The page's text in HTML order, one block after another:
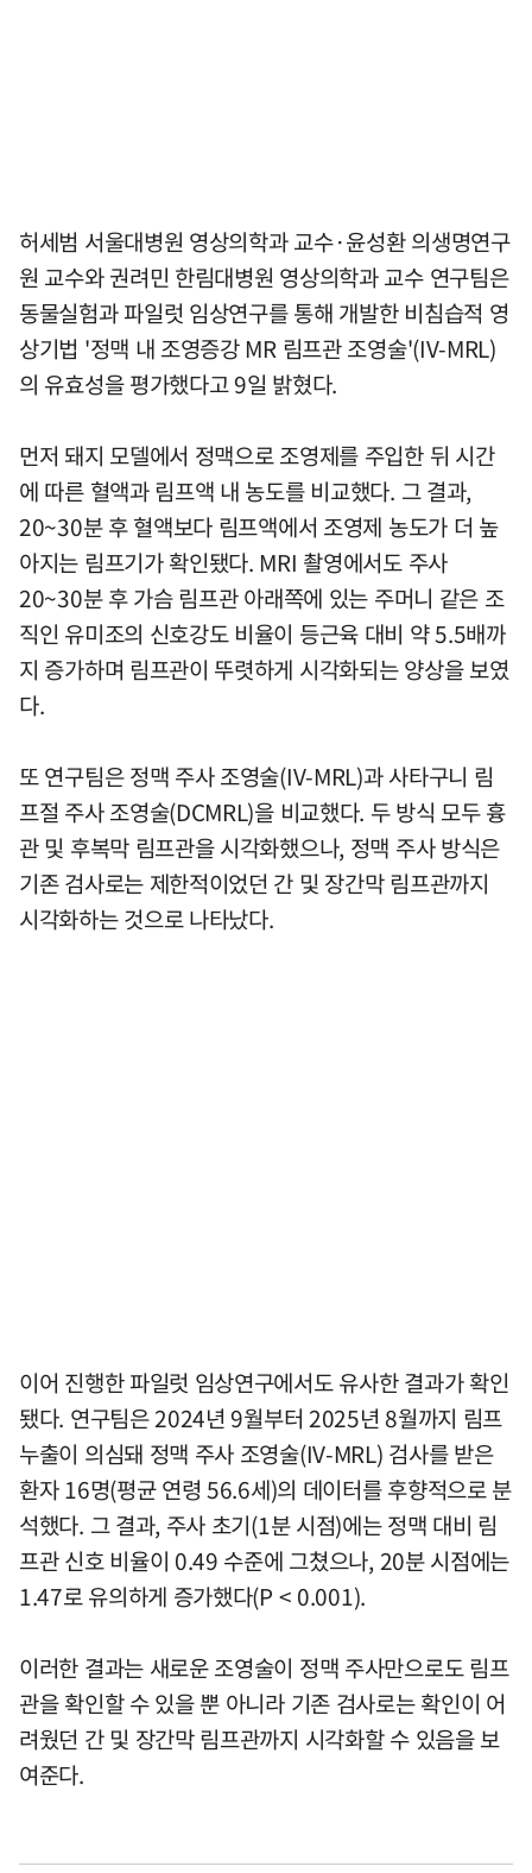
허세범 서울대병원 영상의학과 교수·윤성환 의생명연구
원 교수와 권려민 한림대병원 영상의학과 교수 연구팀은
동물실험과 파일럿 임상연구를 통해 개발한 비침습적 영
상기법 '정맥 내 조영증강 MR 림프관 조영술'(IV-MRL)
의 유효성을 평가했다고 9일 밝혔다.
먼저 돼지 모델에서 정맥으로 조영제를 주입한 뒤 시간
에 따른 혈액과 림프액 내 농도를 비교했다. 그 결과,
20~30분 후 혈액보다 림프액에서 조영제 농도가 더 높
아지는 림프기가 확인됐다. MRI 촬영에서도 주사
20~30분 후 가슴 림프관 아래쪽에 있는 주머니 같은 조
직인 유미조의 신호강도 비율이 등근육 대비 약 5.5배까
지 증가하며 림프관이 뚜렷하게 시각화되는 양상을 보였
다.
또 연구팀은 정맥 주사 조영술(IV-MRL)과 사타구니 림
프절 주사 조영술(DCMRL)을 비교했다. 두 방식 모두 흉
관 및 후복막 림프관을 시각화했으나, 정맥 주사 방식은
기존 검사로는 제한적이었던 간 및 장간막 림프관까지
시각화하는 것으로 나타났다.
이어 진행한 파일럿 임상연구에서도 유사한 결과가 확인
됐다. 연구팀은 2024년 9월부터 2025년 8월까지 림프
누출이 의심돼 정맥 주사 조영술(IV-MRL) 검사를 받은
환자 16명(평균 연령 56.6세)의 데이터를 후향적으로 분
석했다. 그 결과, 주사 초기(1분 시점)에는 정맥 대비 림
프관 신호 비율이 0.49 수준에 그쳤으나, 20분 시점에는
1.47로 유의하게 증가했다(P < 0.001).
이러한 결과는 새로운 조영술이 정맥 주사만으로도 림프
관을 확인할 수 있을 뿐 아니라 기존 검사로는 확인이 어
려웠던 간 및 장간막 림프관까지 시각화할 수 있음을 보
여준다.